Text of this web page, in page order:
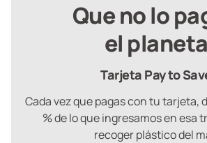
Que no lo
el planeta
Tarjeta Pay to
Cada vez que pagas con tu tarjeta,
% de lo que ingresamos en esa
recoger plástico del